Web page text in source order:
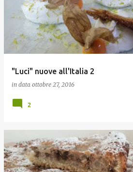
"Luci" nuove all'Italia 2
in data ottobre 27, 2016
2